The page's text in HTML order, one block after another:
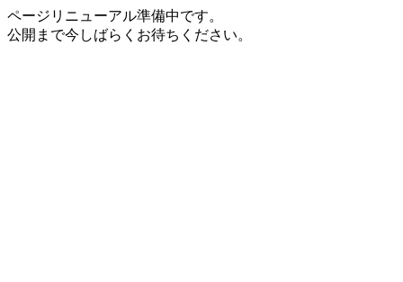
ページリニューアル準備中です。
公開まで今しばらくお待ちください。